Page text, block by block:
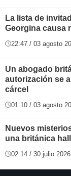
La lista de
Georgina causa
22:47 / 03 agosto
Un abogado
autorización se
cárcel
01:10 / 03 agosto
Nuevos
una británica
02:14 / 30 julio 2026